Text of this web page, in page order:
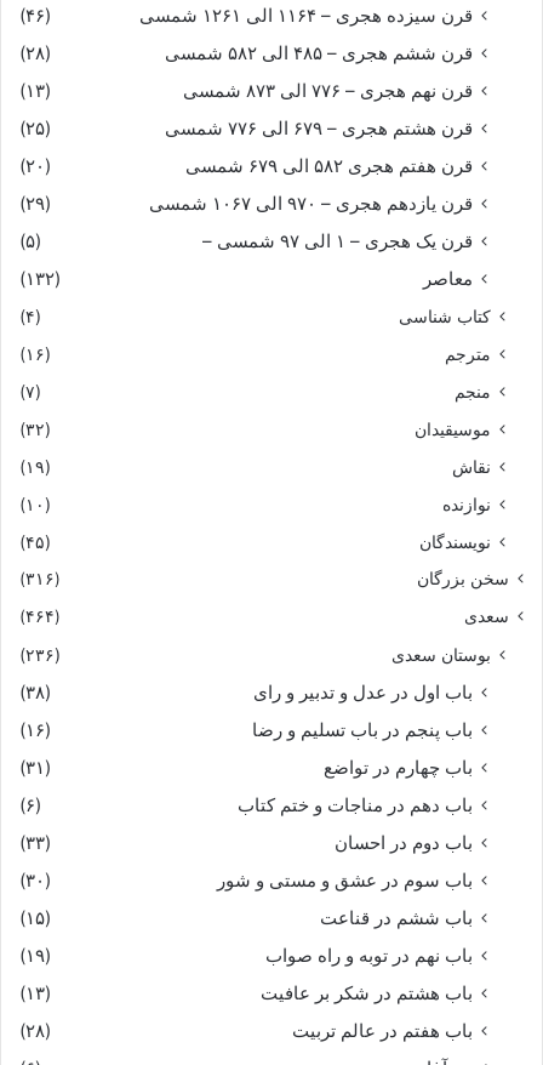
قرن سیزده هجری – ۱۱۶۴ الی ۱۲۶۱ شمسی
(۴۶)
قرن ششم هجری – ۴۸۵ الی ۵۸۲ شمسی
(۲۸)
قرن نهم هجری – ۷۷۶ الی ۸۷۳ شمسی
(۱۳)
قرن هشتم هجری – ۶۷۹ الی ۷۷۶ شمسی
(۲۵)
قرن هفتم هجری ۵۸۲ الی ۶۷۹ شمسی
(۲۰)
قرن یازدهم هجری – ۹۷۰ الی ۱۰۶۷ شمسی
(۲۹)
قرن یک هجری – ۱ الی ۹۷ شمسی –
(۵)
معاصر
(۱۳۲)
کتاب شناسی
(۴)
مترجم
(۱۶)
منجم
(۷)
موسیقیدان
(۳۲)
نقاش
(۱۹)
نوازنده
(۱۰)
نویسندگان
(۴۵)
سخن بزرگان
(۳۱۶)
سعدی
(۴۶۴)
بوستان سعدی (۲۳۶)
باب اول در عدل و تدبیر و رای
(۳۸)
باب پنجم در باب تسلیم و رضا
(۱۶)
باب چهارم در تواضع
(۳۱)
باب دهم در مناجات و ختم کتاب
(۶)
باب دوم در احسان
(۳۳)
باب سوم در عشق و مستی و شور
(۳۰)
باب ششم در قناعت
(۱۵)
باب نهم در توبه و راه صواب
(۱۹)
باب هشتم در شکر بر عافیت
(۱۳)
باب هفتم در عالم تربیت
(۲۸)